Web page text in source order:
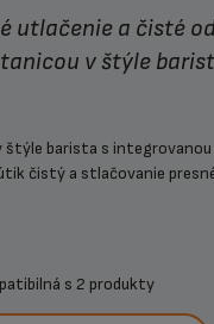
v štýle
barista s integrovanou
čistý a stlačovanie
s 2 produkty